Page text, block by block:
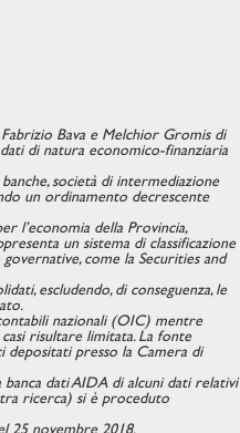
Bava e Melchior Gromis di
di natura economico-finanziaria
società di intermediazione
un ordinamento decrescente
l’economia della Provincia,
un sistema di classificazione
come la Securities and
escludendo, di conseguenza, le
nazionali (OIC) mentre
risultare limitata. La fonte
depositati presso la Camera di
banca dati AIDA di alcuni dati relativi
ricerca) si è proceduto
25 novembre 2018.